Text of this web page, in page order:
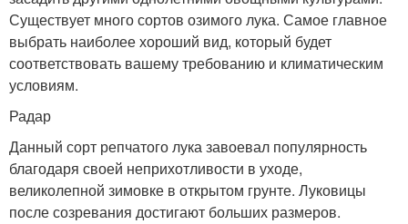
Существует много сортов озимого лука. Самое главное
выбрать наиболее хороший вид, который будет
соответствовать вашему требованию и климатическим
условиям.
Радар
Данный сорт репчатого лука завоевал популярность
благодаря своей неприхотливости в уходе,
великолепной зимовке в открытом грунте. Луковицы
после созревания достигают больших размеров.